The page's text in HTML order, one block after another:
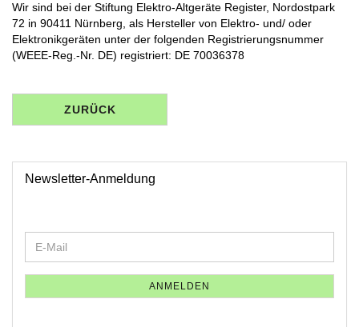
Wir sind bei der Stiftung Elektro-Altgeräte Register, Nordostpark
72 in 90411 Nürnberg, als Hersteller von Elektro- und/ oder
Elektronikgeräten unter der folgenden Registrierungsnummer
(WEEE-Reg.-Nr. DE) registriert: DE 70036378
ZURÜCK
Newsletter-Anmeldung
ZUR
E-
Mail
ANMELDEN